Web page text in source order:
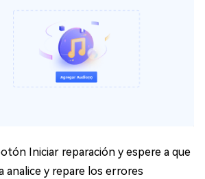
Iniciar reparación y espere a que
analice y repare los errores